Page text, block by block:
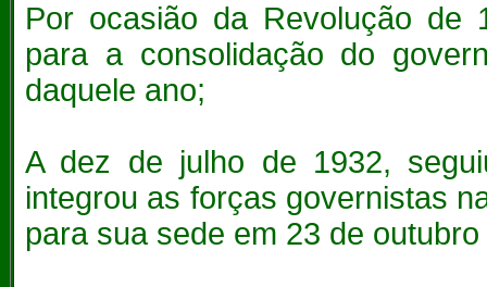
Por ocasião da Revolução de
para a consolidação do
daquele ano;
A dez de julho de 1932,
integrou as forças governistas
para sua sede em 23 de